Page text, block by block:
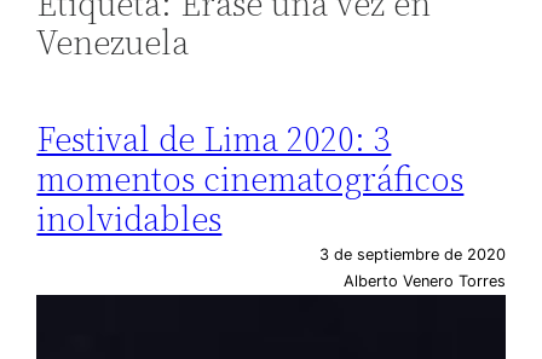
Venezuela
Festival de Lima 2020: 3
momentos cinematográficos
inolvidables
3 de septiembre de 2020
Alberto Venero Torres